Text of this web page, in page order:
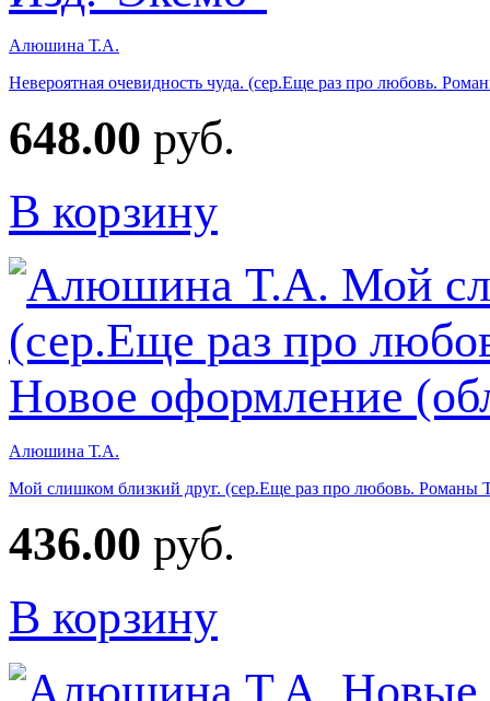
Алюшина Т.А.
Невероятная очевидность чуда. (сер.Еще раз про любовь.
648.00 руб.
В корзину
Алюшина Т.А.
Мой слишком близкий друг. (сер.Еще раз про любовь.
436.00 руб.
В корзину